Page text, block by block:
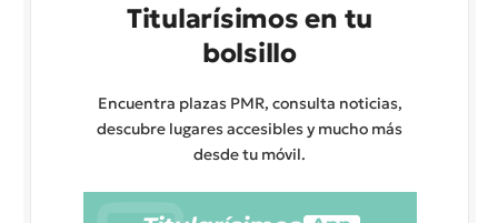
Titularísimos en tu
bolsillo
Encuentra plazas PMR, consulta noticias,
descubre lugares accesibles y mucho más
desde tu móvil.